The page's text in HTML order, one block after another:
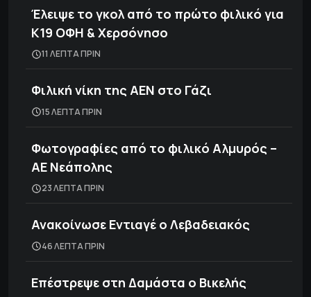
Έλειψε το γκολ από το πρώτο φιλικό για
Κ19 ΟΦΗ & Χερσόνησο
11 ΛΕΠΤΑ ΠΡΙΝ
Φιλική νίκη της ΑΕΝ στο Γάζι
15 ΛΕΠΤΑ ΠΡΙΝ
Φωτογραφίες από το φιλικό Αλμυρός –
ΑΕ Νεάπολης
23 ΛΕΠΤΑ ΠΡΙΝ
Ανακοίνωσε Εντιαγέ ο Λεβαδειακός
46 ΛΕΠΤΑ ΠΡΙΝ
Επέστρεψε στη Δαμάστα ο Βικελής